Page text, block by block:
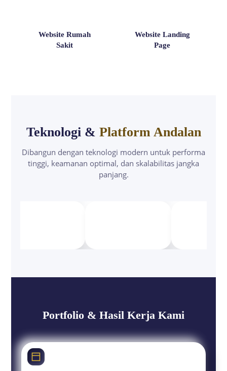
Website Rumah
Sakit
Website Landing
Page
Teknologi & Platform Andalan
Dibangun dengan teknologi modern untuk performa
tinggi, keamanan optimal, dan skalabilitas jangka
panjang.
Portfolio & Hasil Kerja Kami